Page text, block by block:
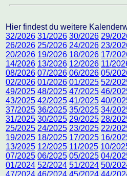
Hier findest du weitere
32/2026 31/2026 30/2026 29/
26/2026 25/2026 24/2026 23/
20/2026 19/2026 18/2026 17/
14/2026 13/2026 12/2026 11/
08/2026 07/2026 06/2026 05/
02/2026 01/2026 01/2025 52/
49/2025 48/2025 47/2025 46/
43/2025 42/2025 41/2025 40/
37/2025 36/2025 35/2025 34/
31/2025 30/2025 29/2025 28/
25/2025 24/2025 23/2025 22/
19/2025 18/2025 17/2025 16/
13/2025 12/2025 11/2025 10/
07/2025 06/2025 05/2025 04/
01/2024 52/2024 51/2024 50/
47/2024 46/2024 45/2024 44/